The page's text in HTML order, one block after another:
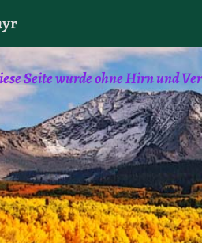
Seite wurde ohne Hirn und
Indem Sie die Website